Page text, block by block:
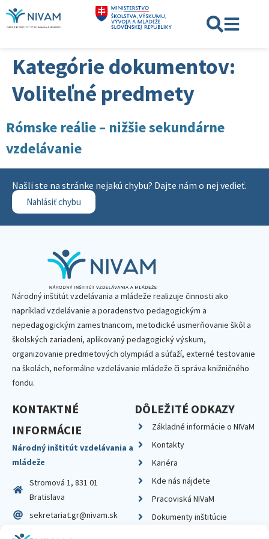
Kategórie dokumentov:
Voliteľné predmety
Rómske reálie – nižšie sekundárne
vzdelávanie
Našli ste na stránke nejakú chybu? Dajte nám o nej vedieť.
Nahlásiť chybu
Národný inštitút vzdelávania a mládeže realizuje činnosti ako
napríklad vzdelávanie a poradenstvo pedagogickým a
nepedagogickým zamestnancom, metodické usmerňovanie škôl a
školských zariadení, aplikovaný pedagogický výskum,
organizovanie predmetových olympiád a súťaží, externé testovanie
na školách, neformálne vzdelávanie mládeže či správa knižničného
fondu.
KONTAKTNÉ
INFORMÁCIE
Národný inštitút vzdelávania a
mládeže
Stromová 1, 831 01
Bratislava
sekretariat.gr@nivam.sk
IČO: 00164348
DÔLEŽITÉ ODKAZY
Základné informácie o NIVaM
Kontakty
Kariéra
Kde nás nájdete
Pracoviská NIVaM
Dokumenty inštitúcie